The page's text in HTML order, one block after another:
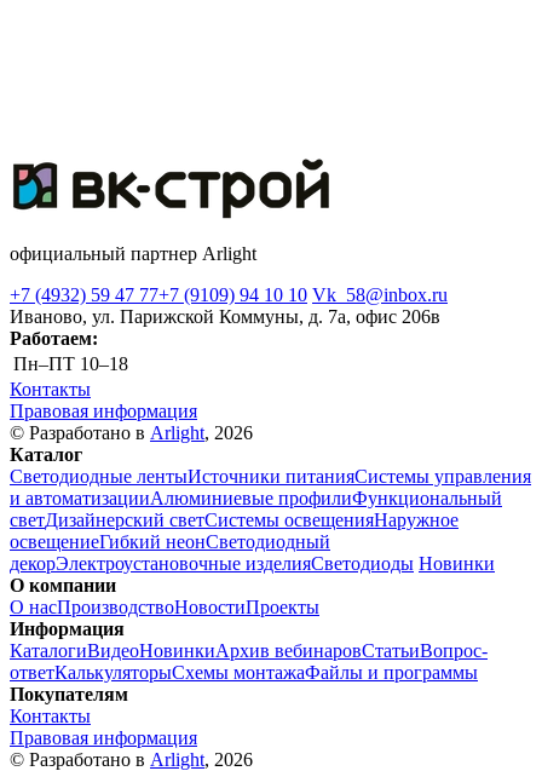
официальный партнер Arlight
+7 (4932) 59 47 77+7 (9109) 94 10 10 Vk_58@inbox.ru
Иваново, ул. Парижской Коммуны, д. 7а, офис 206в
Работаем:
Пн–ПТ 10–18
Контакты
Правовая информация
© Разработано в Arlight, 2026
Каталог
Светодиодные лентыИсточники питанияСистемы управления
и автоматизацииАлюминиевые профилиФункциональный
светДизайнерский светСистемы освещенияНаружное
освещениеГибкий неонСветодиодный
декорЭлектроустановочные изделияСветодиоды Новинки
О компании
О насПроизводствоНовостиПроекты
Информация
КаталогиВидеоНовинкиАрхив вебинаровСтатьиВопрос-
ответКалькуляторыСхемы монтажаФайлы и программы
Покупателям
Контакты
Правовая информация
© Разработано в Arlight, 2026